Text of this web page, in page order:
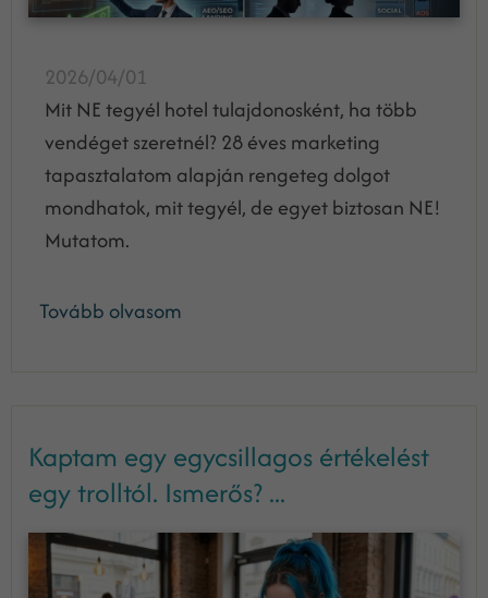
2026/04/01
Mit NE tegyél hotel tulajdonosként, ha több
vendéget szeretnél? 28 éves marketing
tapasztalatom alapján rengeteg dolgot
mondhatok, mit tegyél, de egyet biztosan NE!
Mutatom.
Tovább olvasom
Kaptam egy egycsillagos értékelést
egy trolltól. Ismerős? ...